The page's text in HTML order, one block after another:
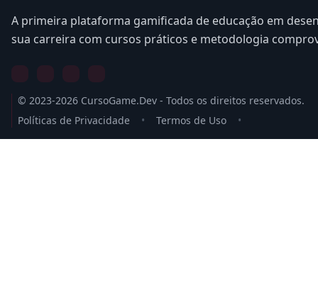
A primeira plataforma gamificada de educação em
sua carreira com cursos práticos e metodologia
© 2023-2026 CursoGame.Dev - Todos os direitos reservados.
Políticas de Privacidade
• Termos de Uso •